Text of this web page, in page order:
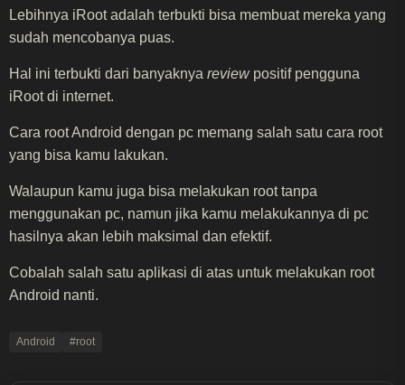
Lebihnya iRoot adalah terbukti bisa membuat mereka yang
sudah mencobanya puas.
Hal ini terbukti dari banyaknya reviewpositif pengguna
iRoot di internet.
Cara root Android dengan pc memang salah satu cara root
yang bisa kamu lakukan.
Walaupun kamu juga bisa melakukan root tanpa
menggunakan pc, namun jika kamu melakukannya di pc
hasilnya akan lebih maksimal dan efektif.
Cobalah salah satu aplikasi di atas untuk melakukan root
Android nanti.
Android #root